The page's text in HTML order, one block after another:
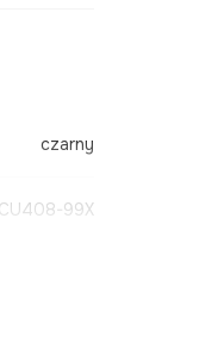
czarny
99X